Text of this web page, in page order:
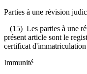
Parties à une révision
(15) Les parties à une
présent article sont le
certificat
Immunité